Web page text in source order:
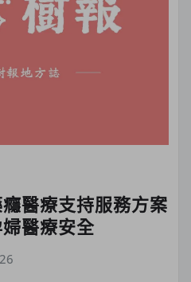
醫療支持服務方案
醫療安全